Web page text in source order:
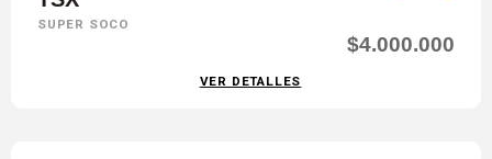
SUPER SOCO
$4.000.000
VER DETALLES